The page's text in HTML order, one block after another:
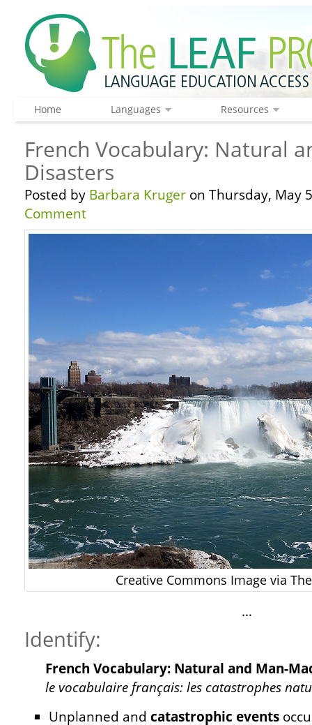
Home Languages Resources
French Vocabulary: Natural
Disasters
Posted by Barbara Kruger on Thursday, May
Comment
Creative Commons Image via
…
Identify:
French Vocabulary: Natural and Man-
le vocabulaire français: les catastrophes
Unplanned and catastrophic events